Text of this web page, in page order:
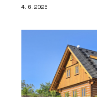
4. 6. 2026